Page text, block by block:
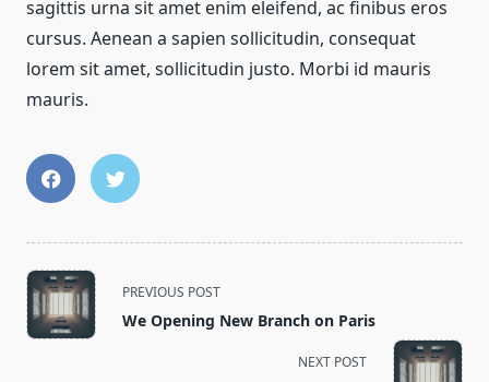
sagittis urna sit amet enim eleifend, ac finibus eros
cursus. Aenean a sapien sollicitudin, consequat
lorem sit amet, sollicitudin justo. Morbi id mauris
mauris.
PREVIOUS POST
We Opening New Branch on Paris
NEXT POST